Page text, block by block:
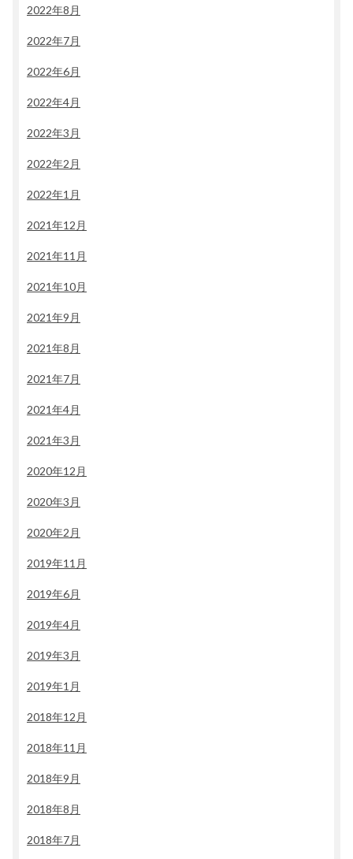
2022年8月
2022年7月
2022年6月
2022年4月
2022年3月
2022年2月
2022年1月
2021年12月
2021年11月
2021年10月
2021年9月
2021年8月
2021年7月
2021年4月
2021年3月
2020年12月
2020年3月
2020年2月
2019年11月
2019年6月
2019年4月
2019年3月
2019年1月
2018年12月
2018年11月
2018年9月
2018年8月
2018年7月